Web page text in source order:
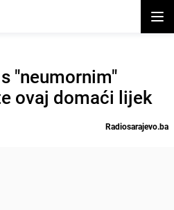
"neumornim"
ovaj domaći lijek
Radiosarajevo.ba